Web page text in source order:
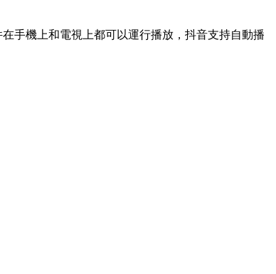
手機上和電視上都可以運行播放，抖音支持自動播